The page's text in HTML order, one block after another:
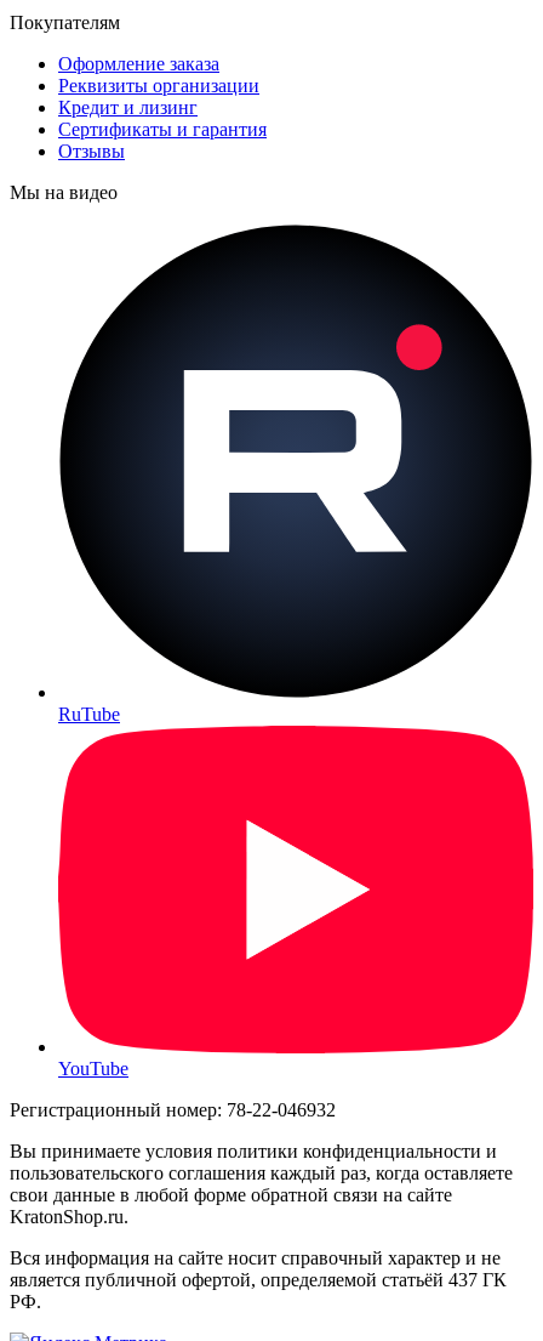
Покупателям
Оформление заказа
Реквизиты организации
Кредит и лизинг
Сертификаты и гарантия
Отзывы
Мы на видео
RuTube
YouTube
Регистрационный номер: 78-22-046932
Вы принимаете условия политики конфиденциальности и
пользовательского соглашения каждый раз, когда оставляете
свои данные в любой форме обратной связи на сайте
KratonShop.ru.
Вся информация на сайте носит справочный характер и не
является публичной офертой, определяемой статьёй 437 ГК
РФ.